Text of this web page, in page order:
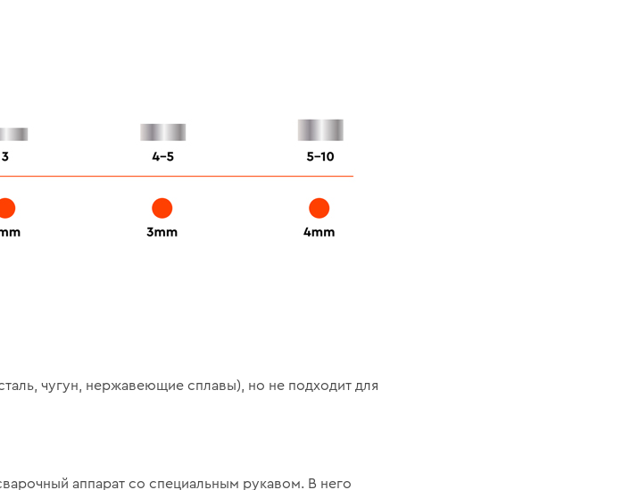
чугун, нержавеющие сплавы), но не подходит для
аппарат со специальным рукавом. В него